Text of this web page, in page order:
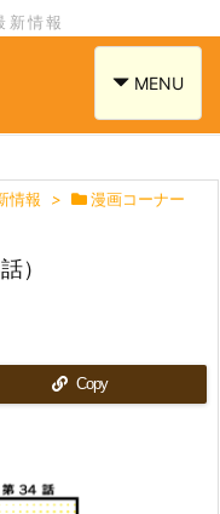
新情報
navigation
MENU
情報 >
漫画コーナー
）
Copy